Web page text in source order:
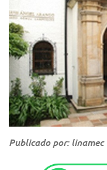
Publicado por: linamec